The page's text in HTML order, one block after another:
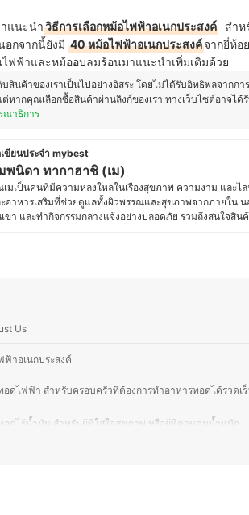
แนะนำวิธีการเลือกหม้อไฟฟ้าอเนกประสงค์
สำห
อกจากนี้ยังมี 40 หม้อไฟฟ้าอเนกประสงค์จากยี่ห้อ
ฟฟ้าและหม้ออบลมร้อนมาแนะนำเพิ่มเติมด้วย
สินค้าของเราเป็นไปอย่างอิสระ โดยไม่ได้รับอิทธิพลจากก
หากคุณเลือกซื้อสินค้าผ่านลิงก์ของเรา ทางเว็บไซต์อาจไ
ณาธิการ
ขียนประจำ mybest
พนิดา ทากาฮาชิ (เม)
มเป็นคนที่มีความหลงใหลในเรื่องสุขภาพ ความงาม และ
อาหารเสริมที่ช่วยดูแลทั้งผิวพรรณและสุขภาพจากภายใน
ขา และทำกิจกรรมกลางแจ้งอย่างปลอดภัย รวมถึงสนใจสิ
Us
ฟ้าอเนกประสงค์
อดไฟฟ้า สำหรับครอบครัวที่ต้องการทำอาหารทอดได้รวดเร็
อดไร้น้ำมัน สำหรับผู้ที่ใส่ใจสุขภาพ หรือผู้ที่ควบคุมน้ำหนัก